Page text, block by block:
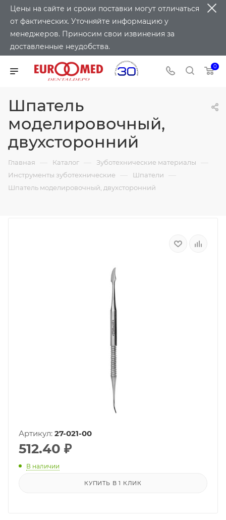
Цены на сайте и сроки поставки могут отличаться
от фактических. Уточняйте информацию у
менеджеров. Приносим свои извинения за
доставленные неудобства.
0
Шпатель
моделировочный,
двухсторонний
Главная — Каталог — Зуботехнические материалы —
Инструменты зуботехнические — Шпатели —
Шпатель моделировочный, двухсторонний
Артикул: 27-021-00
512.40 ₽
В наличии
КУПИТЬ В 1 КЛИК